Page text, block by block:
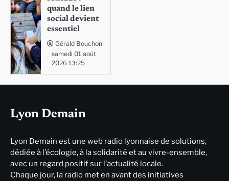
quand le lien
social devient
essentiel
Gérald Bouchon
samedi 01 août
2026 13:25
Lyon Demain
Lyon Demain est une web radio lyonnaise de solutions,
dédiée à l’écologie, à la solidarité et au vivre-ensemble,
avec un regard positif sur l’actualité locale.
Chaque jour, la radio met en avant des initiatives